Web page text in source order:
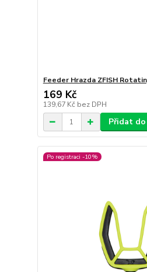
Feeder Hrazda ZFISH
169 Kč
139,67 Kč bez DPH
Přidat
Po registraci -10%